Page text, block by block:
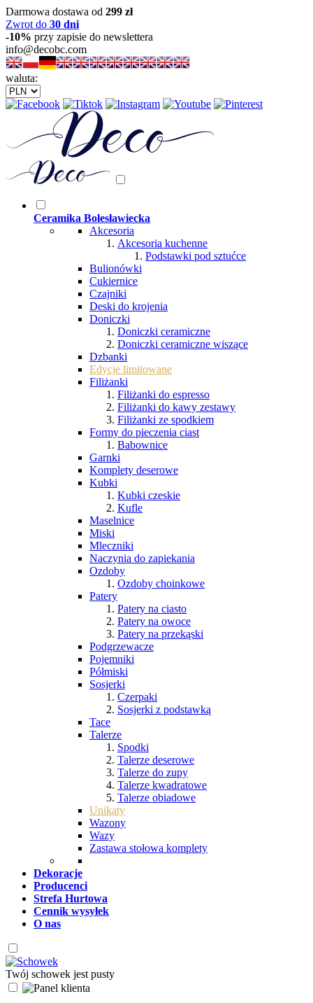
Darmowa dostawa od 299 zł
Zwrot do 30 dni
-10% przy zapisie do newslettera
info@decobc.com
waluta:
Ceramika Bolesławiecka
Akcesoria
Akcesoria kuchenne
Podstawki pod sztućce
Bulionówki
Cukiernice
Czajniki
Deski do krojenia
Doniczki
Doniczki ceramiczne
Doniczki ceramiczne wiszące
Dzbanki
Edycje limitowane
Filiżanki
Filiżanki do espresso
Filiżanki do kawy zestawy
Filiżanki ze spodkiem
Formy do pieczenia ciast
Babownice
Garnki
Komplety deserowe
Kubki
Kubki czeskie
Kufle
Maselnice
Miski
Mleczniki
Naczynia do zapiekania
Ozdoby
Ozdoby choinkowe
Patery
Patery na ciasto
Patery na owoce
Patery na przekąski
Podgrzewacze
Pojemniki
Półmiski
Sosjerki
Czerpaki
Sosjerki z podstawką
Tace
Talerze
Spodki
Talerze deserowe
Talerze do zupy
Talerze kwadratowe
Talerze obiadowe
Unikaty
Wazony
Wazy
Zastawa stołowa komplety
Dekoracje
Producenci
Strefa Hurtowa
Cennik wysyłek
O nas
Twój schowek jest pusty